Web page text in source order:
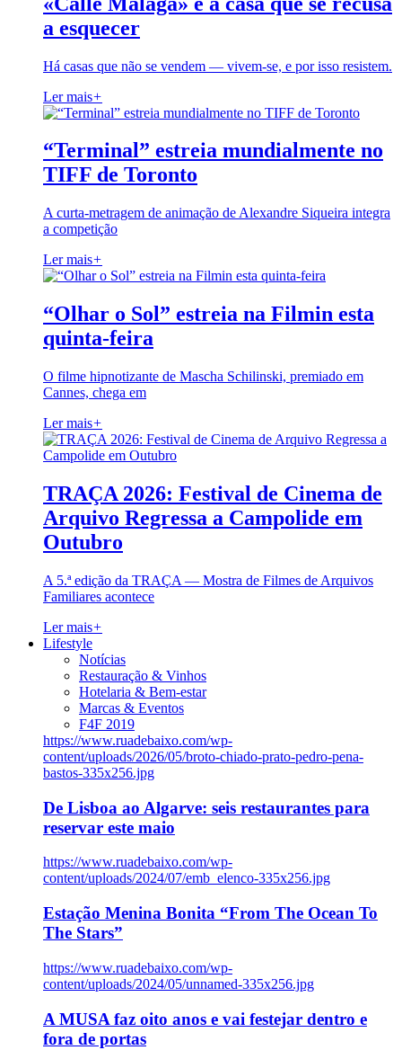
a esquecer
Há casas que não se vendem — vivem-se, e por isso resistem.
Ler mais+
“Terminal” estreia mundialmente no
TIFF de Toronto
A curta-metragem de animação de Alexandre Siqueira integra
a competição
Ler mais+
“Olhar o Sol” estreia na Filmin esta
quinta-feira
O filme hipnotizante de Mascha Schilinski, premiado em
Cannes, chega em
Ler mais+
TRAÇA 2026: Festival de Cinema de
Arquivo Regressa a Campolide em
Outubro
A 5.ª edição da TRAÇA — Mostra de Filmes de Arquivos
Familiares acontece
Ler mais+
Lifestyle
Notícias
Restauração & Vinhos
Hotelaria & Bem-estar
Marcas & Eventos
F4F 2019
https://www.ruadebaixo.com/wp-
content/uploads/2026/05/broto-chiado-prato-pedro-pena-
bastos-335x256.jpg
De Lisboa ao Algarve: seis restaurantes para
reservar este maio
https://www.ruadebaixo.com/wp-
content/uploads/2024/07/emb_elenco-335x256.jpg
Estação Menina Bonita “From The Ocean To
The Stars”
https://www.ruadebaixo.com/wp-
content/uploads/2024/05/unnamed-335x256.jpg
A MUSA faz oito anos e vai festejar dentro e
fora de portas